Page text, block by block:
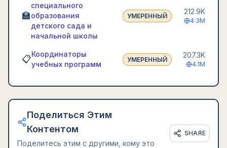
🏫
специального
образования
детского сада и
начальной школы
УМЕРЕННЫЙ
212.9K
4.3M
📋Координаторы
учебных программ
УМЕРЕННЫЙ
207.3K
4.1M
Поделиться Этим
Контентом
Поделитесь этим с другими, кому это
SHARE